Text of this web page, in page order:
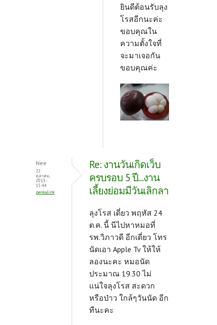
ยินดีต้อนรับลุง
โรสอีกนะค่ะ
ขอบคุณใน
ความตั้งใจที่
จะมาเจอกัน
ขอบคุณค่ะ
Nee
22
ตุลาคม,
2013 -
15:44
permalink
Re: งานวันเกิดเว็บ
ครบรอบ 5 ปี...งาน
เลี้ยงย่อมมีวันเลิกลา
ลุงโรส เดี่ยว พฤหัส 24
ต.ค. นี้ นีไปหาหมอที่
รพ.วิภาวดี อีกเดี่ยว โทร
นัดเอา Apple Tv ให้ให้
ลองนะคะ หมอนัด
ประมาณ 19.30 ไม่
แน่ใจลุงโรส สะดวก
หรือป่าว ใกล้ๆวันนัด อีก
ทีนะคะ